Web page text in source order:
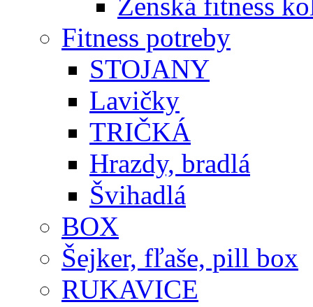
Fitness potreby
STOJANY
Lavičky
TRIČKÁ
Hrazdy, bradlá
Švihadlá
BOX
Šejker, fľaše, pill box
RUKAVICE